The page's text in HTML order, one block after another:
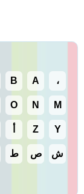
، A
B
M
N
O
Y
Z
ش ص ط